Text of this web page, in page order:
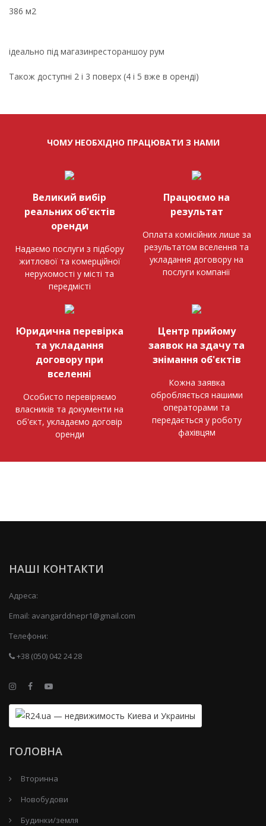
386 м2
ідеально під магазинрестораншоу рум
Також доступні 2 і 3 поверх (4 і 5 вже в оренді)
ЧОМУ НЕОБХІДНО ПРАЦЮВАТИ З НАМИ
Великий вибір
реальних об'єктів
оренди
Надаємо послуги з підбору
житлової та комерційної
нерухомості у місті та
передмісті
Працюємо на
результат
Оплата комісійних лише за
результатом вселення та
укладання договору на
послуги компанії
Юридична перевірка
та укладання
договору при
вселенні
Особисто перевіряємо
власників та документи на
об'єкт, укладаємо договір
оренди
Центр прийому
заявок на здачу та
знімання об'єктів
Кожна заявка
обробляється нашими
операторами та
передається у роботу
фахівцям
НАШІ КОНТАКТИ
Адреса:
Email: avangarddnepr1@gmail.com
Телефони:
+38 (050) 042 24 28
ГОЛОВНА
Вторинна
Новобудови
Будинки/земля